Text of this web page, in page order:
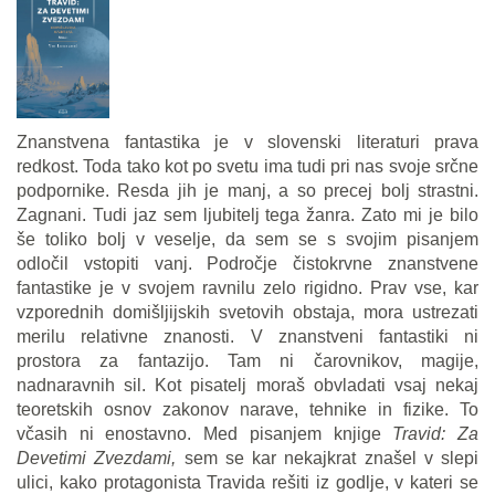
Znanstvena fantastika je v slovenski literaturi prava
redkost. Toda tako kot po svetu ima tudi pri nas svoje srčne
podpornike. Resda jih je manj, a so precej bolj strastni.
Zagnani. Tudi jaz sem ljubitelj tega žanra. Zato mi je bilo
še toliko bolj v veselje, da sem se s svojim pisanjem
odločil vstopiti vanj. Področje čistokrvne znanstvene
fantastike je v svojem ravnilu zelo rigidno. Prav vse, kar
vzporednih domišljijskih svetovih obstaja, mora ustrezati
merilu relativne znanosti. V znanstveni fantastiki ni
prostora za fantazijo. Tam ni čarovnikov, magije,
nadnaravnih sil. Kot pisatelj moraš obvladati vsaj nekaj
teoretskih osnov zakonov narave, tehnike in fizike. To
včasih ni enostavno. Med pisanjem knjige Travid: Za
Devetimi Zvezdami, sem se kar nekajkrat znašel v slepi
ulici, kako protagonista Travida rešiti iz godlje, v kateri se